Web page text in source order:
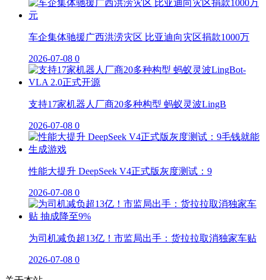
车企集体驰援广西洪涝灾区 比亚迪向灾区捐款1000万
2026-07-08 0
支持17家机器人厂商20多种构型 蚂蚁灵波LingB
2026-07-08 0
性能大提升 DeepSeek V4正式版灰度测试：9
2026-07-08 0
为司机减负超13亿！市监局出手：货拉拉取消独家车贴
2026-07-08 0